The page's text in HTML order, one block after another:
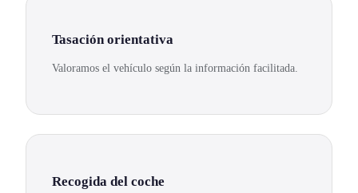
Tasación orientativa
Valoramos el vehículo según la información facilitada.
Recogida del coche